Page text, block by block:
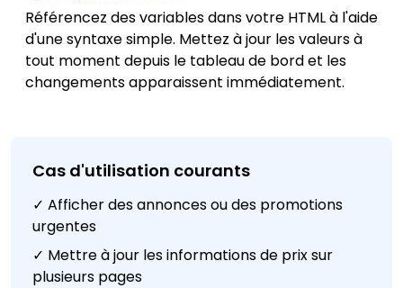
Référencez des variables dans votre HTML à l'aide
d'une syntaxe simple. Mettez à jour les valeurs à
tout moment depuis le tableau de bord et les
changements apparaissent immédiatement.
Cas d'utilisation courants
✓ Afficher des annonces ou des promotions
urgentes
✓ Mettre à jour les informations de prix sur
plusieurs pages